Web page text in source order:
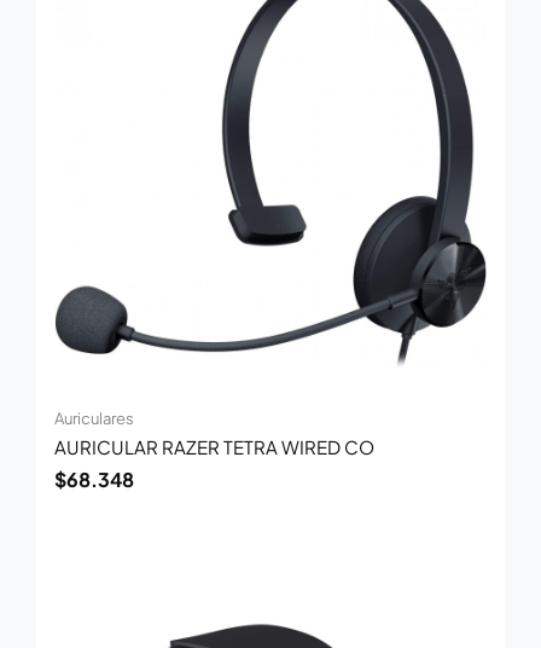
Auriculares
AURICULAR RAZER TETRA WIRED CO
$68.348